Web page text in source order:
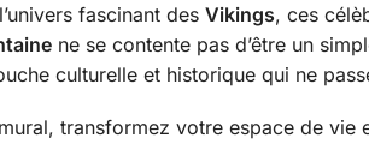
fascinant des Vikings, ces
ne se contente pas d’être un
culturelle et historique qui ne
transformez votre espace de vie